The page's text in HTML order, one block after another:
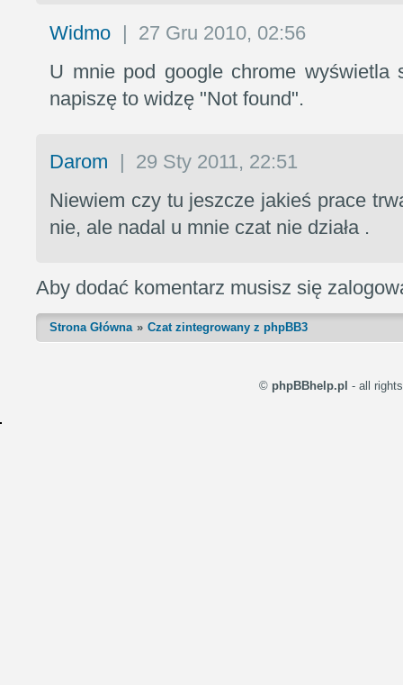
Widmo | 27 Gru 2010, 02:56
U mnie pod google chrome wyświetla
napiszę to widzę "Not found".
Darom | 29 Sty 2011, 22:51
Niewiem czy tu jeszcze jakieś prace
nie, ale nadal u mnie czat nie działa .
Aby dodać komentarz musisz się
Strona Główna Czat zintegrowany z phpBB3
© phpBBhelp.pl - all